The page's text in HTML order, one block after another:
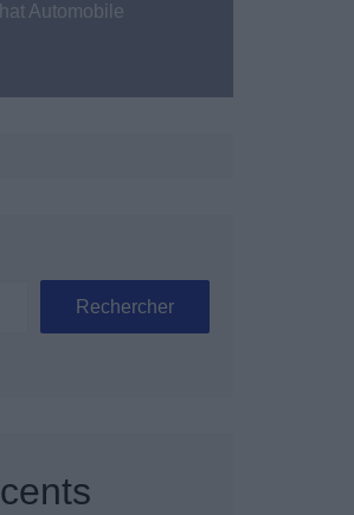
Automobile
Rechercher